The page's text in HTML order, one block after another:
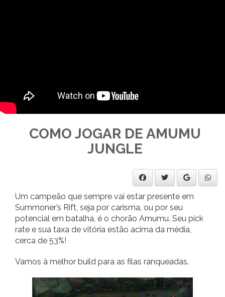
COMO JOGAR DE AMUMU
JUNGLE
Um campeão que sempre vai estar presente em
Summoner’s Rift, seja por carisma, ou por seu
potencial em batalha, é o chorão Amumu. Seu pick
rate e sua taxa de vitória estão acima da média,
cerca de 53%!
Vamos à melhor build para as filas ranqueadas.